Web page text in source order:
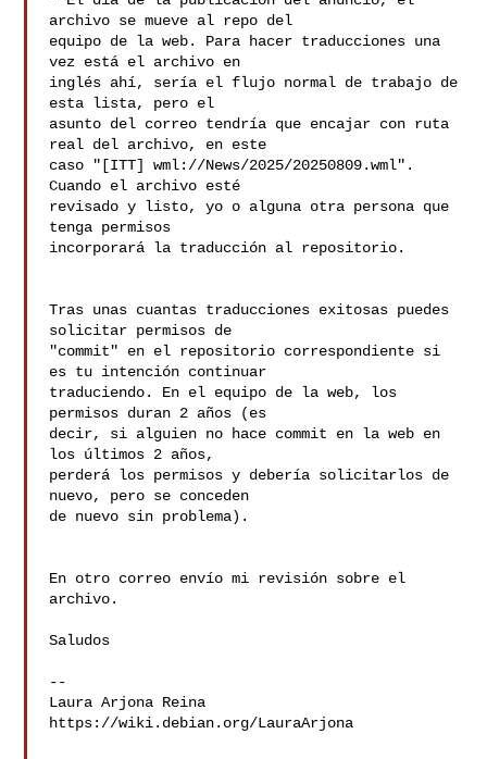
archivo se mueve al repo del
equipo de la web. Para hacer traducciones una
vez está el archivo en
inglés ahí, sería el flujo normal de trabajo de
esta lista, pero el
asunto del correo tendría que encajar con ruta
real del archivo, en este
caso "[ITT] wml://News/2025/20250809.wml".
Cuando el archivo esté
revisado y listo, yo o alguna otra persona que
tenga permisos
incorporará la traducción al repositorio.
Tras unas cuantas traducciones exitosas puedes
solicitar permisos de
"commit" en el repositorio correspondiente si
es tu intención continuar
traduciendo. En el equipo de la web, los
permisos duran 2 años (es
decir, si alguien no hace commit en la web en
los últimos 2 años,
perderá los permisos y debería solicitarlos de
nuevo, pero se conceden
de nuevo sin problema).
En otro correo envío mi revisión sobre el
archivo.
Saludos
--
Laura Arjona Reina
https://wiki.debian.org/LauraArjona